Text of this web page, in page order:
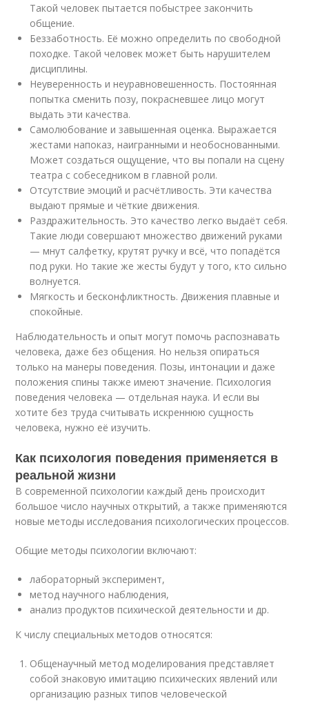
Такой человек пытается побыстрее закончить
общение.
Беззаботность. Её можно определить по свободной
походке. Такой человек может быть нарушителем
дисциплины.
Неуверенность и неуравновешенность. Постоянная
попытка сменить позу, покрасневшее лицо могут
выдать эти качества.
Самолюбование и завышенная оценка. Выражается
жестами напоказ, наигранными и необоснованными.
Может создаться ощущение, что вы попали на сцену
театра с собеседником в главной роли.
Отсутствие эмоций и расчётливость. Эти качества
выдают прямые и чёткие движения.
Раздражительность. Это качество легко выдаёт себя.
Такие люди совершают множество движений руками
— мнут салфетку, крутят ручку и всё, что попадётся
под руки. Но такие же жесты будут у того, кто сильно
волнуется.
Мягкость и бесконфликтность. Движения плавные и
спокойные.
Наблюдательность и опыт могут помочь распознавать
человека, даже без общения. Но нельзя опираться
только на манеры поведения. Позы, интонации и даже
положения спины также имеют значение. Психология
поведения человека — отдельная наука. И если вы
хотите без труда считывать искреннюю сущность
человека, нужно её изучить.
Как психология поведения применяется в
реальной жизни
В современной психологии каждый день происходит
большое число научных открытий, а также применяются
новые методы исследования психологических процессов.
Общие методы психологии включают:
лабораторный эксперимент,
метод научного наблюдения,
анализ продуктов психической деятельности и др.
К числу специальных методов относятся:
Общенаучный метод моделирования представляет
собой знаковую имитацию психических явлений или
организацию разных типов человеческой